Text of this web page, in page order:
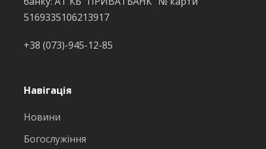
5169335106213917
+38 (073)-945-12-85
Навігація
Новини
Богослужіння